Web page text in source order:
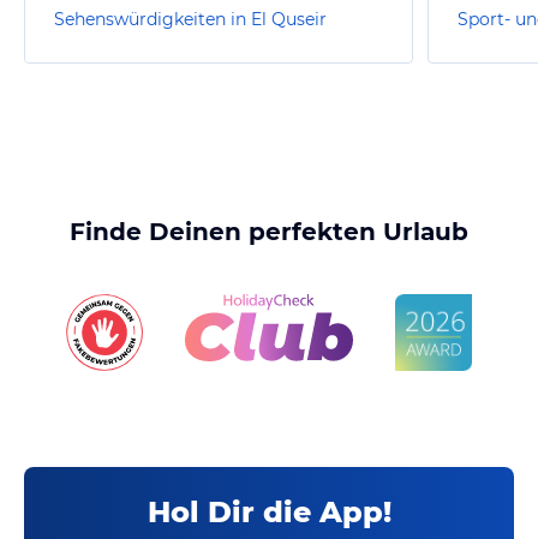
Sehenswürdigkeiten in El Quseir
Finde Deinen perfekten Urlaub
Hol Dir die App!